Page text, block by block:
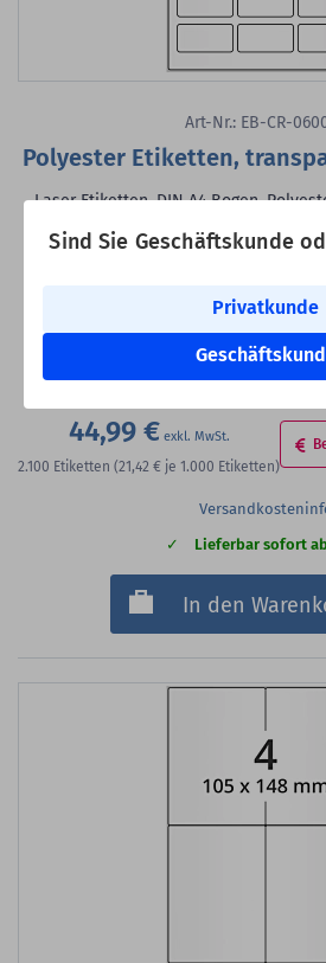
Sind Sie Geschäftskunde
Privatkunde
Art-Nr.: EB-CR-
Polyester Etiketten,
Laser Etiketten, DIN A4 Bogen,
Etiketten
Produkthinweis:mit umlaufendem
2.100 Etiketten auf 100 Blatt
44,99 €
2.100 Etiketten (21,42 € je 1.000 Etiketten)
Lieferbar sofort
In den